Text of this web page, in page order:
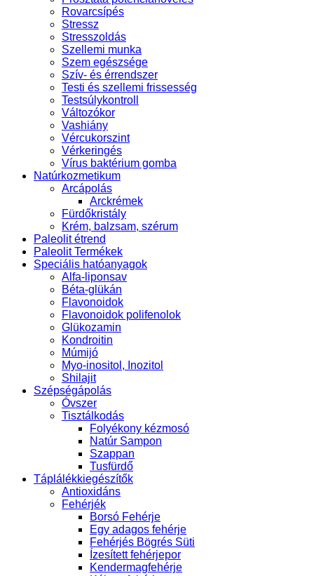
Rovarcsípés
Stressz
Stresszoldás
Szellemi munka
Szem egészsége
Szív- és érrendszer
Testi és szellemi frissesség
Testsúlykontroll
Változókor
Vashiány
Vércukorszint
Vérkeringés
Vírus baktérium gomba
Natúrkozmetikum
Arcápolás
Arckrémek
Fürdőkristály
Krém, balzsam, szérum
Paleolit étrend
Paleolit Termékek
Speciális hatóanyagok
Alfa-liponsav
Béta-glükán
Flavonoidok
Flavonoidok polifenolok
Glükozamin
Kondroitin
Múmijó
Myo-inositol, Inozitol
Shilajit
Szépségápolás
Óvszer
Tisztálkodás
Folyékony kézmosó
Natúr Sampon
Szappan
Tusfürdő
Táplálékkiegészítők
Antioxidáns
Fehérjék
Borsó Fehérje
Egy adagos fehérje
Fehérjés Bögrés Süti
Ízesített fehérjepor
Kendermagfehérje